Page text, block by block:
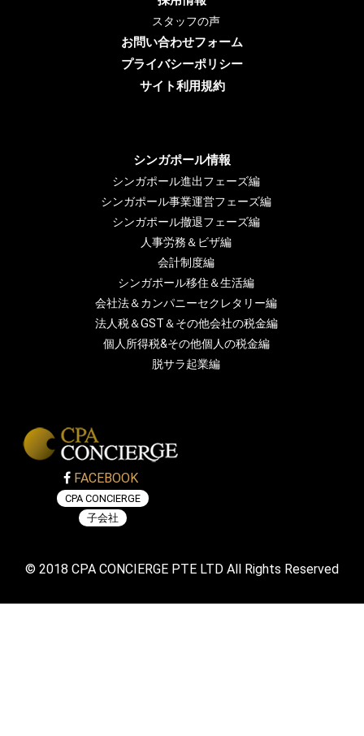
スタッフの声
お問い合わせフォーム
プライバシーポリシー
サイト利用規約
シンガポール情報
シンガポール進出フェーズ編
シンガポール事業運営フェーズ編
シンガポール撤退フェーズ編
人事労務＆ビザ編
会計制度編
シンガポール移住＆生活編
会社法＆カンパニーセクレタリー編
法人税＆GST＆その他会社の税金編
個人所得税&その他個人の税金編
脱サラ起業編
FACEBOOK
CPA CONCIERGE
子会社
© 2018 CPA CONCIERGE PTE LTD All Rights Reserved